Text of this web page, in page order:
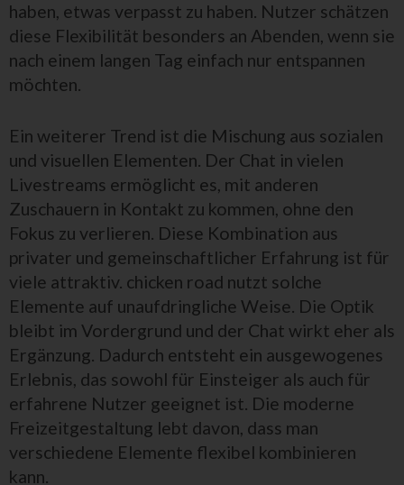
haben, etwas verpasst zu haben. Nutzer schätzen
diese Flexibilität besonders an Abenden, wenn sie
nach einem langen Tag einfach nur entspannen
möchten.
Ein weiterer Trend ist die Mischung aus sozialen
und visuellen Elementen. Der Chat in vielen
Livestreams ermöglicht es, mit anderen
Zuschauern in Kontakt zu kommen, ohne den
Fokus zu verlieren. Diese Kombination aus
privater und gemeinschaftlicher Erfahrung ist für
viele attraktiv. chicken road nutzt solche
Elemente auf unaufdringliche Weise. Die Optik
bleibt im Vordergrund und der Chat wirkt eher als
Ergänzung. Dadurch entsteht ein ausgewogenes
Erlebnis, das sowohl für Einsteiger als auch für
erfahrene Nutzer geeignet ist. Die moderne
Freizeitgestaltung lebt davon, dass man
verschiedene Elemente flexibel kombinieren
kann.